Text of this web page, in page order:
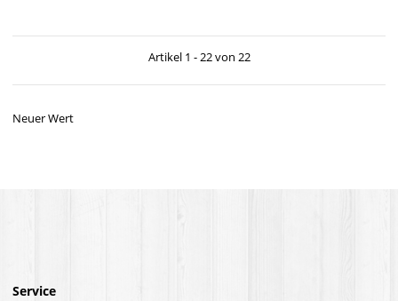
Artikel 1 - 22 von 22
Neuer Wert
Service